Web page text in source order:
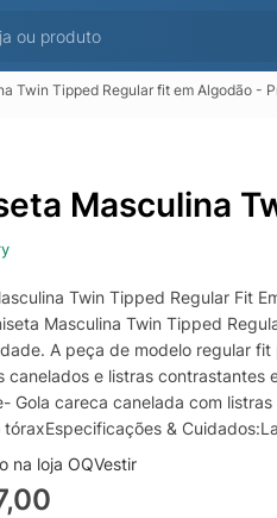
Twin Tipped Regular fit em Algodão -
Masculina
Twin Tipped Regular Fit
Masculina Twin Tipped
A peça de modelo regular
canelados e listras
Gola careca canelada com
&
na loja OQVestir